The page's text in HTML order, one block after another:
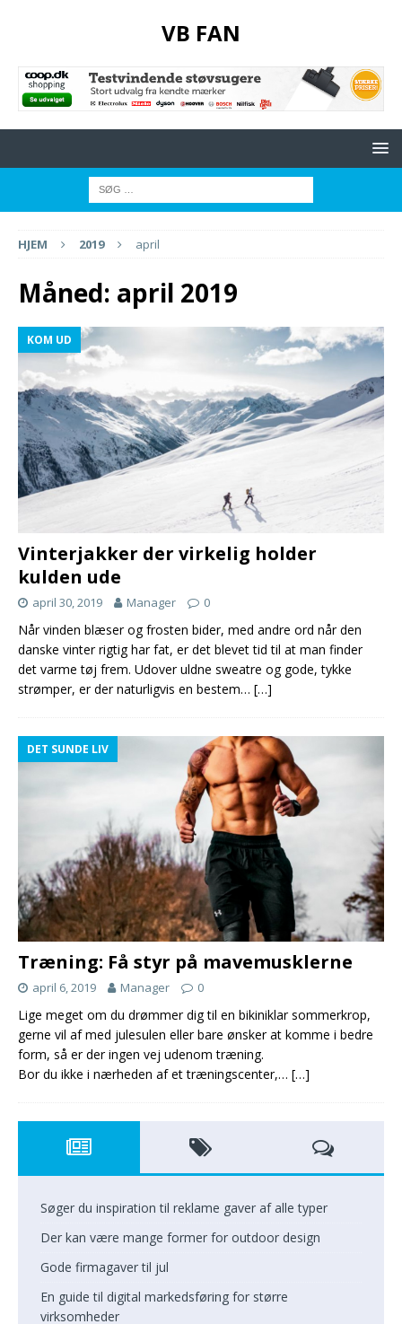
VB FAN
HJEM 2019 april
Måned: april 2019
KOM UD
Vinterjakker der virkelig holder
kulden ude
april 30, 2019 Manager 0
Når vinden blæser og frosten bider, med andre ord når den
danske vinter rigtig har fat, er det blevet tid til at man finder
det varme tøj frem. Udover uldne sweatre og gode, tykke
strømper, er der naturligvis en bestem… […]
DET SUNDE LIV
Træning: Få styr på mavemusklerne
april 6, 2019 Manager 0
Lige meget om du drømmer dig til en bikiniklar sommerkrop,
gerne vil af med julesulen eller bare ønsker at komme i bedre
form, så er der ingen vej udenom træning.
Bor du ikke i nærheden af et træningscenter,… […]
Søger du inspiration til reklame gaver af alle typer
Der kan være mange former for outdoor design
Gode firmagaver til jul
En guide til digital markedsføring for større
virksomheder